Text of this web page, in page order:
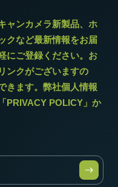
ャンカメラ新製品、ホ
クなど最新情報をお届
にご登録ください。お
ンクがございますの
きます。弊社個人情報
PRIVACY POLICY」か